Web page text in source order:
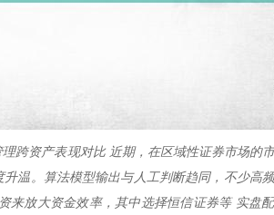
跨资产表现对比 近期，在区域性证券市场的
温。算法模型输出与人工判断趋同，不少高
来放大资金效率，其中选择恒信证券等 实盘